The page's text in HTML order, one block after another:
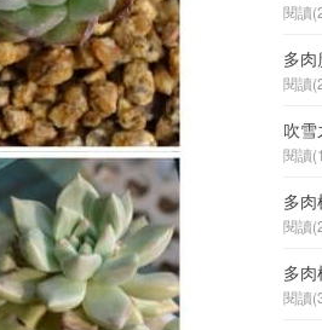
閱讀
多
閱讀
吹
閱讀
多
閱讀
多
閱讀